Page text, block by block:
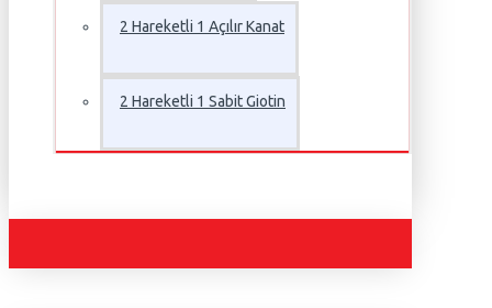
2 Hareketli 1 Açılır Kanat
2 Hareketli 1 Sabit Giotin